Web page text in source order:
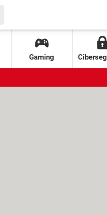
Gaming